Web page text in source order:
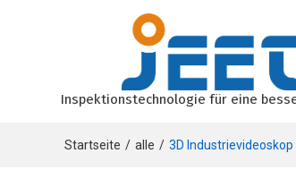
Inspektionstechnologie für eine
Startseite / alle / 3D Industrievideoskop